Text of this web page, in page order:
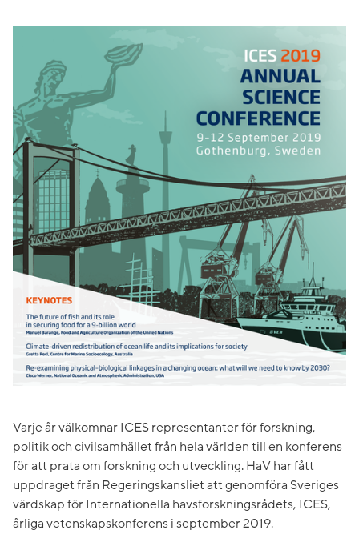
Varje år välkomnar ICES representanter för forskning,
politik och civilsamhället från hela världen till en konferens
för att prata om forskning och utveckling. HaV har fått
uppdraget från Regeringskansliet att genomföra Sveriges
värdskap för Internationella havsforskningsrådets, ICES,
årliga vetenskapskonferens i september 2019.